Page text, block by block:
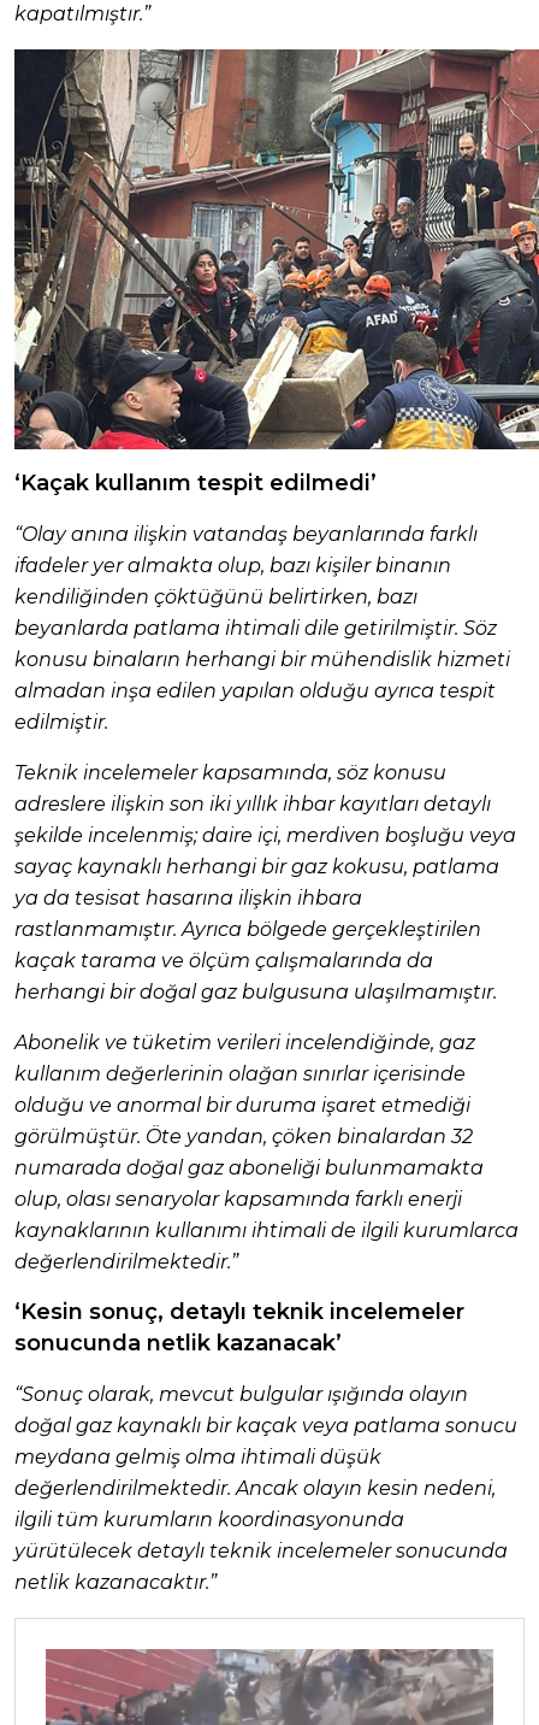
kapatılmıştır.”
‘Kaçak kullanım tespit edilmedi’
“Olay anına ilişkin vatandaş beyanlarında farklı
ifadeler yer almakta olup, bazı kişiler binanın
kendiliğinden çöktüğünü belirtirken, bazı
beyanlarda patlama ihtimali dile getirilmiştir. Söz
konusu binaların herhangi bir mühendislik hizmeti
almadan inşa edilen yapılan olduğu ayrıca tespit
edilmiştir.
Teknik incelemeler kapsamında, söz konusu
adreslere ilişkin son iki yıllık ihbar kayıtları detaylı
şekilde incelenmiş; daire içi, merdiven boşluğu veya
sayaç kaynaklı herhangi bir gaz kokusu, patlama
ya da tesisat hasarına ilişkin ihbara
rastlanmamıştır. Ayrıca bölgede gerçekleştirilen
kaçak tarama ve ölçüm çalışmalarında da
herhangi bir doğal gaz bulgusuna ulaşılmamıştır.
Abonelik ve tüketim verileri incelendiğinde, gaz
kullanım değerlerinin olağan sınırlar içerisinde
olduğu ve anormal bir duruma işaret etmediği
görülmüştür. Öte yandan, çöken binalardan 32
numarada doğal gaz aboneliği bulunmamakta
olup, olası senaryolar kapsamında farklı enerji
kaynaklarının kullanımı ihtimali de ilgili kurumlarca
değerlendirilmektedir.”
‘Kesin sonuç, detaylı teknik incelemeler
sonucunda netlik kazanacak’
“Sonuç olarak, mevcut bulgular ışığında olayın
doğal gaz kaynaklı bir kaçak veya patlama sonucu
meydana gelmiş olma ihtimali düşük
değerlendirilmektedir. Ancak olayın kesin nedeni,
ilgili tüm kurumların koordinasyonunda
yürütülecek detaylı teknik incelemeler sonucunda
netlik kazanacaktır.”